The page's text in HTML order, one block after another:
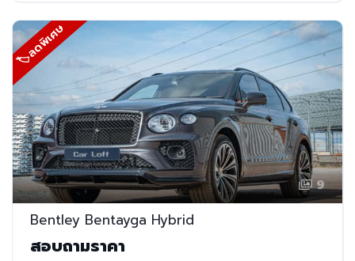
🏷ลดพิเศษ
9
Bentley Bentayga Hybrid
สอบถามราคา